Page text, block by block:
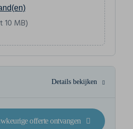
10 MB)
Details bekijken
offerte ontvangen